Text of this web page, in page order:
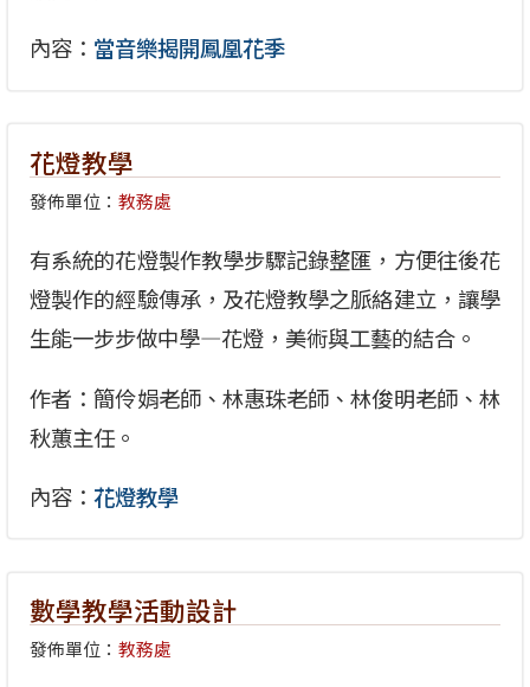
內容： 當音樂揭開鳳凰花季
花燈教學
發佈單位：教務處
有系統的花燈製作教學步驟記錄整匯，方便往後花
燈製作的經驗傳承，及花燈教學之脈絡建立，讓學
生能一步步做中學—花燈，美術與工藝的結合。
作者：簡伶娟老師、林惠珠老師、林俊明老師、林
秋蕙主任。
內容：花燈教學
數學教學活動設計
發佈單位：教務處